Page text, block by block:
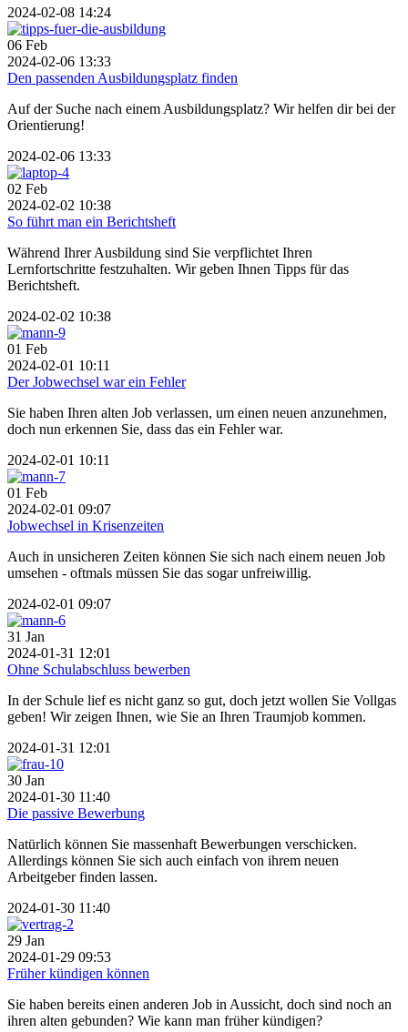
2024-02-08 14:24
06 Feb
2024-02-06 13:33
Den passenden Ausbildungsplatz finden
Auf der Suche nach einem Ausbildungsplatz? Wir helfen dir bei der
Orientierung!
2024-02-06 13:33
02 Feb
2024-02-02 10:38
So führt man ein Berichtsheft
Während Ihrer Ausbildung sind Sie verpflichtet Ihren
Lernfortschritte festzuhalten. Wir geben Ihnen Tipps für das
Berichtsheft.
2024-02-02 10:38
01 Feb
2024-02-01 10:11
Der Jobwechsel war ein Fehler
Sie haben Ihren alten Job verlassen, um einen neuen anzunehmen,
doch nun erkennen Sie, dass das ein Fehler war.
2024-02-01 10:11
01 Feb
2024-02-01 09:07
Jobwechsel in Krisenzeiten
Auch in unsicheren Zeiten können Sie sich nach einem neuen Job
umsehen - oftmals müssen Sie das sogar unfreiwillig.
2024-02-01 09:07
31 Jan
2024-01-31 12:01
Ohne Schulabschluss bewerben
In der Schule lief es nicht ganz so gut, doch jetzt wollen Sie Vollgas
geben! Wir zeigen Ihnen, wie Sie an Ihren Traumjob kommen.
2024-01-31 12:01
30 Jan
2024-01-30 11:40
Die passive Bewerbung
Natürlich können Sie massenhaft Bewerbungen verschicken.
Allerdings können Sie sich auch einfach von ihrem neuen
Arbeitgeber finden lassen.
2024-01-30 11:40
29 Jan
2024-01-29 09:53
Früher kündigen können
Sie haben bereits einen anderen Job in Aussicht, doch sind noch an
ihren alten gebunden? Wie kann man früher kündigen?